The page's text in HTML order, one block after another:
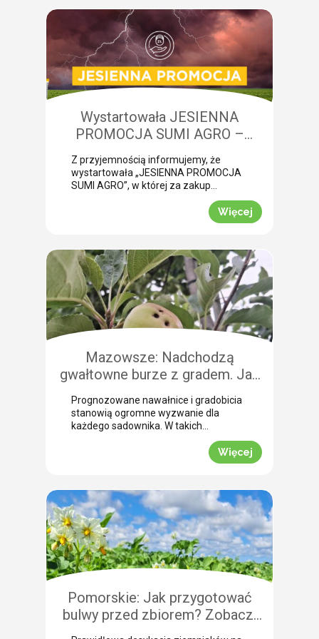
żerowanie bardzo często jest błędnie
diagnozowane jako brak wody lub
niedobory składników pokarmowych,
co opóźnia wykonanie właściwego
zabiegu. Nasza ekspertka Monika
Krzywak przeprowadziła lustrację w
powiecie gryfickim […]
Wystartowała JESIENNA
PROMOCJA SUMI AGRO –
zyskaj natychmiastowe rabaty!
Z przyjemnością informujemy, że
wystartowała „JESIENNA PROMOCJA
SUMI AGRO”, w której za zakup
uzyskać atrakcyjny rabat! Promocja
trwa od 1 lipca do 30 września 2026
prosty sposób obniżyć koszty
jesiennych zakupów. Wybierz swój
pakiet i odbierz rabat Mechanizm
promocji jest niezwykle prosty.
Wystarczy kupić jeden z […]
Więcej
Mazowsze: Nadchodzą
gwałtowne burze z gradem. Jak
skutecznie przeprowadzić
zabezpieczenie owoców po
gradobiciu?
Prognozowane nawałnice i gradobicia
stanowią ogromne wyzwanie dla
każdego sadownika. W takich
natychmiastowe zabezpieczenie
Uszkodzona skórka to otwarta droga
dla patogenów grzybowych, które
potrafią zniszczyć owoce tuż przed
zbiorem. Nasza ekspertka Justyna
Wasiak ostrzega przed nadchodzącym
frontem burzowym i wskazuje
skuteczne rozwiązanie interwencyjne.
Więcej
Pomorskie: Jak przygotować
bulwy przed zbiorem? Zobacz,
jak przebiega profesjonalna